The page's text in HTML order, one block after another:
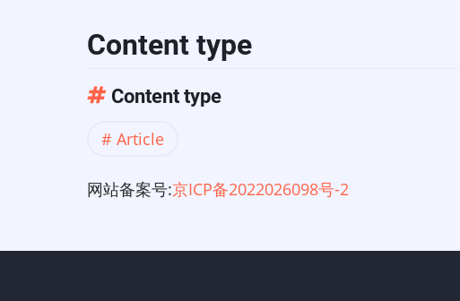
Content type
Content type
Article
网站备案号:京ICP备2022026098号-2